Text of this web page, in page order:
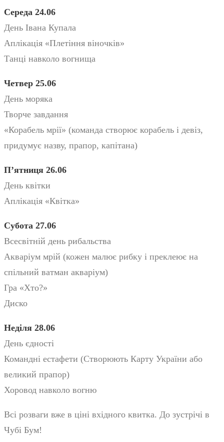
Середа 24.06
День Івана Купала
Аплікація «Плетіння віночків»
Танці навколо вогнища
Четвер 25.06
День моряка
Творче завдання
«Корабель мрії» (команда створює корабель і девіз,
придумує назву, прапор, капітана)
П’ятниця 26.06
День квітки
Аплікація «Квітка»
Субота 27.06
Всесвітній день рибальства
Акваріум мрій (кожен малює рибку і преклеює на
спільний ватман акваріум)
Гра «Хто?»
Диско
Неділя 28.06
День єдності
Командні естафети (Створюють Карту України або
великий прапор)
Хоровод навколо вогню
Всі розваги вже в ціні вхідного квитка. До зустрічі в
Чубі Бум!